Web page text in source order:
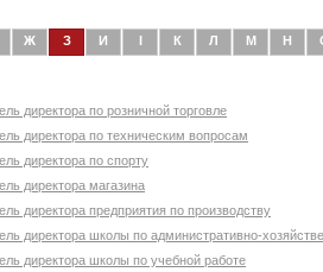
Ж З И І К Л М Н
директора по розничной торговле
директора по техническим вопросам
директора по спорту
директора магазина
директора предприятия по производству
директора школы по административно-
директора школы по учебной работе